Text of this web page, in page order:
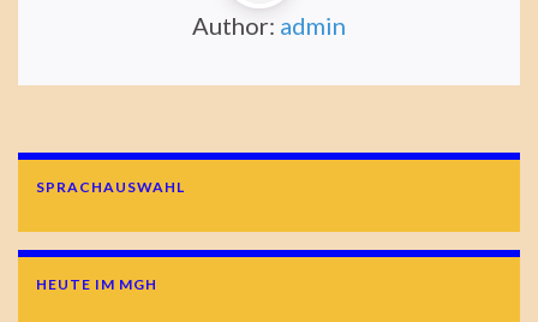
Author: admin
SPRACHAUSWAHL
HEUTE IM MGH